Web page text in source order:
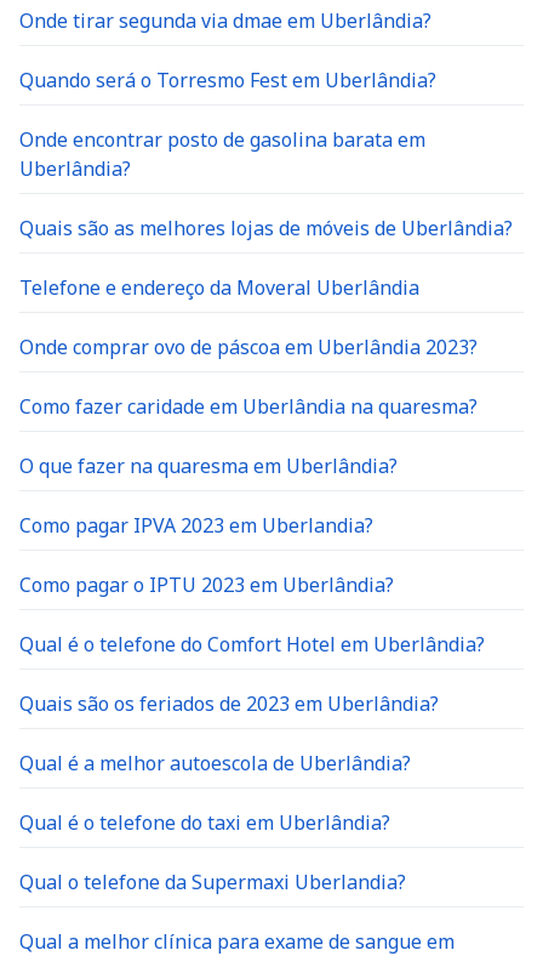
Onde tirar segunda via dmae em Uberlândia?
Quando será o Torresmo Fest em Uberlândia?
Onde encontrar posto de gasolina barata em
Uberlândia?
Quais são as melhores lojas de móveis de Uberlândia?
Telefone e endereço da Moveral Uberlândia
Onde comprar ovo de páscoa em Uberlândia 2023?
Como fazer caridade em Uberlândia na quaresma?
O que fazer na quaresma em Uberlândia?
Como pagar IPVA 2023 em Uberlandia?
Como pagar o IPTU 2023 em Uberlândia?
Qual é o telefone do Comfort Hotel em Uberlândia?
Quais são os feriados de 2023 em Uberlândia?
Qual é a melhor autoescola de Uberlândia?
Qual é o telefone do taxi em Uberlândia?
Qual o telefone da Supermaxi Uberlandia?
Qual a melhor clínica para exame de sangue em